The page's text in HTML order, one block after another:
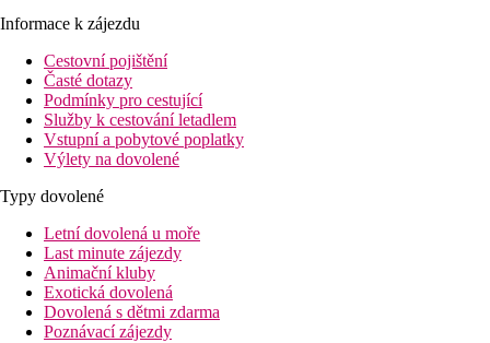
Informace k zájezdu
Cestovní pojištění
Časté dotazy
Podmínky pro cestující
Služby k cestování letadlem
Vstupní a pobytové poplatky
Výlety na dovolené
Typy dovolené
Letní dovolená u moře
Last minute zájezdy
Animační kluby
Exotická dovolená
Dovolená s dětmi zdarma
Poznávací zájezdy